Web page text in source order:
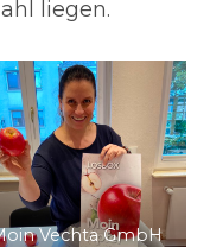
liegen.
Vechta GmbH